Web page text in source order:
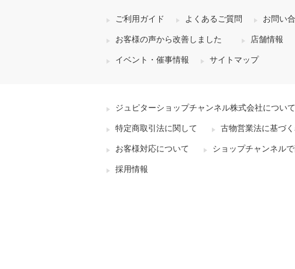
ご利用ガイド よくあるご質問 お問い
お客様の声から改善しました 店舗情報
イベント・催事情報 サイトマップ
ジュピターショップチャンネル株式会社について
特定商取引法に関して 古物営業法に基づ
お客様対応について ショップチャンネル
採用情報